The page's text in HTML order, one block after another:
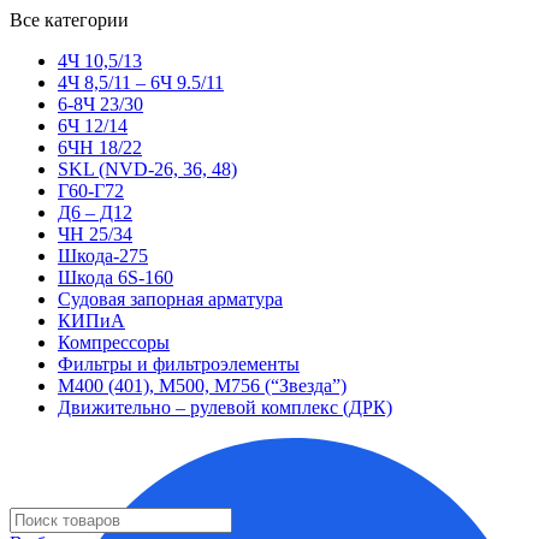
Все категории
4Ч 10,5/13
4Ч 8,5/11 – 6Ч 9.5/11
6-8Ч 23/30
6Ч 12/14
6ЧН 18/22
SKL (NVD-26, 36, 48)
Г60-Г72
Д6 – Д12
ЧН 25/34
Шкода-275
Шкода 6S-160
Судовая запорная арматура
КИПиА
Компрессоры
Фильтры и фильтроэлементы
М400 (401), М500, М756 (“Звезда”)
Движительно – рулевой комплекс (ДРК)